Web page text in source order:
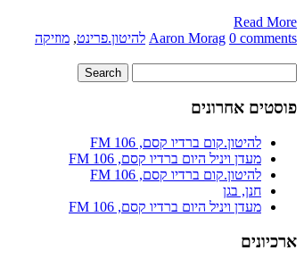
Read More
Aaron Morag 0 comments להיטון.פרינט, מוזיקה
פוסטים אחרונים
להיטון.קום ברדיו קסם, 106 FM
מעדן ויניל היום ברדיו קסם, 106 FM
להיטון.קום ברדיו קסם, 106 FM
חנן, בגן
מעדן ויניל היום ברדיו קסם, 106 FM
ארכיונים